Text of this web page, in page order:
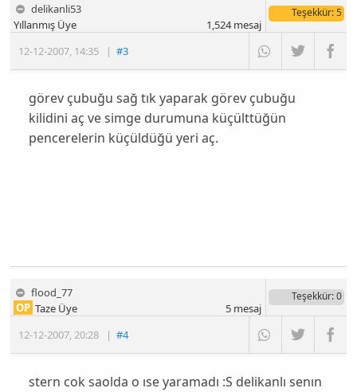
delikanli53
12-12-2007, 14:35 |#3
Yıllanmış Üye
Teşekkür: 5
1,524mesaj
görev çubuğu sağ tık yaparak görev çubuğu
kilidini aç ve simge durumuna küçülttüğün
pencerelerin küçüldüğü yeri aç.
flood_77
12-12-2007,20:28 |#4
OP Taze Üye
Teşekkür: 0
5mesaj
stern cok saolda o ıse yaramadı :S delikanlı senın